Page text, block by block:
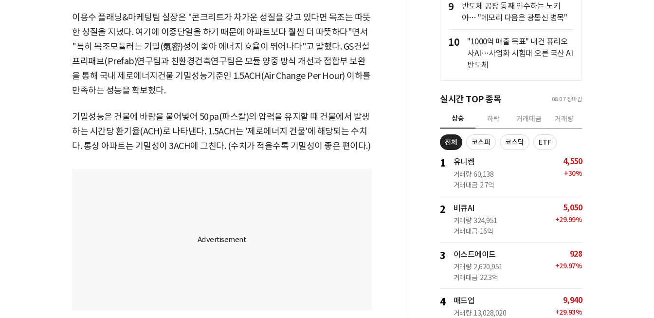
이용수 플래닝&마케팅팀 실장은 "콘크리트가 차가운 성질을 갖고 있다면 목조는 따뜻
한 성질을 지녔다. 여기에 이중단열을 하기 때문에 아파트보다 훨씬 더 따뜻하다"면서
"특히 목조모듈러는 기밀(氣密)성이 좋아 에너지 효율이 뛰어나다"고 말했다. GS건설
프리패브(Prefab)연구팀과 친환경건축연구팀은 모듈 양중 방식 개선과 접합부 보완
을 통해 국내 제로에너지건물 기밀성능기준인 1.5ACH(Air Change Per Hour) 이하를
만족하는 성능을 확보했다.
기밀성능은 건물에 바람을 불어넣어 50pa(파스칼)의 압력을 유지할 때 건물에서 발생
하는 시간당 환기율(ACH)로 나타낸다. 1.5ACH는 '제로에너지 건물'에 해당되는 수치
다. 통상 아파트는 기밀성이 3ACH에 그친다. (수치가 적을수록 기밀성이 좋은 편이다.)
9
반도체 공장 통째 인수하는 노키
아… "메모리 다음은 광통신 병목"
10
"1000억 매출 목표" 내건 퓨리오
사AI…사업화 시험대 오른 국산 AI
반도체
실시간 TOP 종목 08.07 장마감
상승 하락 거래대금 거래량
전체 코스피 코스닥 ETF
1 유니켐
거래량 60,138
거래대금 2.7억
4,550
+30%
2 비큐AI
거래량 324,951
거래대금 16억
5,050
+29.99%
3 이스트에이드
거래량 2,620,951
거래대금 22.3억
928
+29.97%
4 매드업
거래량 13,028,020
9,940
+29.93%